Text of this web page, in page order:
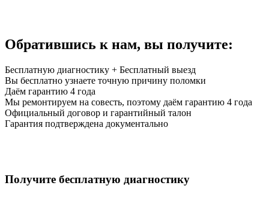
Обратившись к нам, вы получите:
Бесплатную диагностику + Бесплатный выезд
Вы бесплатно узнаете точную причину поломки
Даём гарантию 4 года
Мы ремонтируем на совесть, поэтому даём гарантию 4 года
Официальный договор и гарантийный талон
Гарантия подтверждена документально
Получите бесплатную диагностику